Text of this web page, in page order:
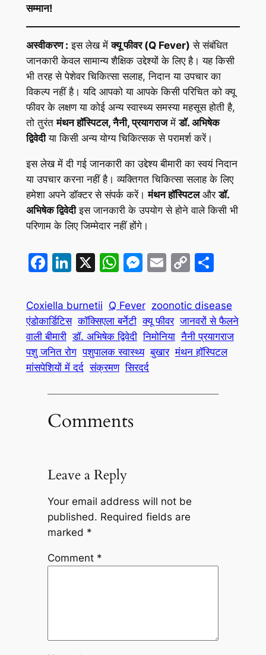
सम्मान!
अस्वीकरण : इस लेख मेंक्यू फीवर (Q Fever) से संबंधित
जानकारी केवल सामान्य शैक्षिक उद्देश्यों के लिए है। यह किसी
भी तरह से पेशेवर चिकित्सा सलाह, निदान या उपचार का
विकल्प नहीं है। यदि आपको या आपके किसी परिचित को क्यू
फीवर के लक्षण या कोई अन्य स्वास्थ्य समस्या महसूस होती है,
तो तुरंतमंथन हॉस्पिटल, नैनी, प्रयागराजमेंडॉ. अभिषेक
द्विवेदीया किसी अन्य योग्य चिकित्सक से परामर्श करें।
इस लेख में दी गई जानकारी का उद्देश्य बीमारी का स्वयं निदान
या उपचार करना नहीं है। व्यक्तिगत चिकित्सा सलाह के लिए
हमेशा अपने डॉक्टर से संपर्क करें।मंथन हॉस्पिटलऔरडॉ.
अभिषेक द्विवेदीइस जानकारी के उपयोग से होने वाले किसी भी
परिणाम के लिए जिम्मेदार नहीं होंगे।
Facebook
LinkedIn
X WhatsApp
Messenger
Email
CopyShare
Coxiella burnetii Q Fever zoonotic disease
एंडोकार्डिटिस कॉक्सिएला बर्नेटी क्यू फीवर जानवरों से फैलने
वाली बीमारी डॉ. अभिषेक द्विवेदी निमोनिया नैनी प्रयागराज
पशु जनित रोग पशुपालक स्वास्थ्य बुखार मंथन हॉस्पिटल
मांसपेशियों में दर्द संक्रमण सिरदर्द
Comments
Leave a Reply
Your email address will not be
published. Required fields are
marked *
Comment *